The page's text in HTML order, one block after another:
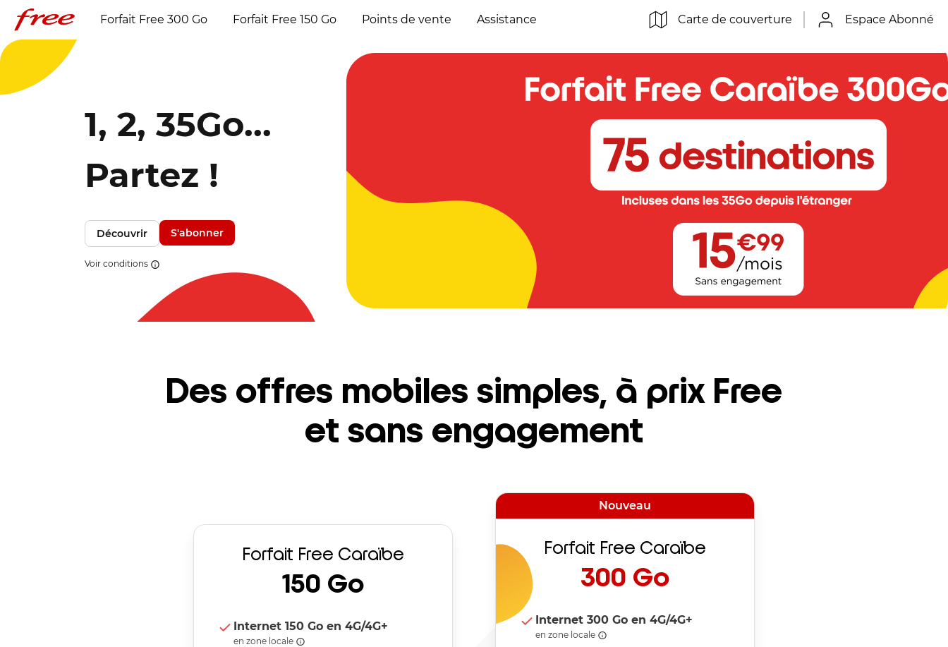
Forfait Free 300 Go Forfait Free 150 Go Points de vente Assistance Carte de couverture Espace Abonné
1, 2, 35Go...
Partez !
S'abonner
Découvrir
Voir conditions
Des offres mobiles simples, à prix Free
et sans engagement
Forfait Free Caraïbe
150 Go
Internet 150 Go en 4G/4G+
en zone locale
Nouveau
Forfait Free Caraïbe
300 Go
Internet 300 Go en 4G/4G+
en zone locale